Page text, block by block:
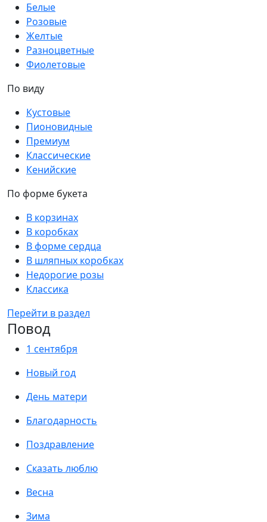
Белые
Розовые
Желтые
Разноцветные
Фиолетовые
По виду
Кустовые
Пионовидные
Премиум
Классические
Кенийские
По форме букета
В корзинах
В коробках
В форме сердца
В шляпных коробках
Недорогие розы
Классика
Перейти в раздел
Повод
1 сентября
Новый год
День матери
Благодарность
Поздравление
Сказать люблю
Весна
Зима